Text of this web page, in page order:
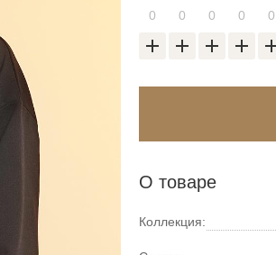
О товаре
Коллекция: